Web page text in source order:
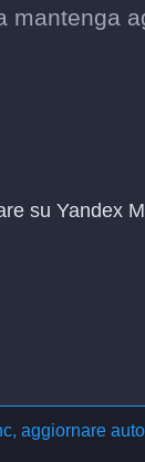
mantenga
su Yandex
aggiornare